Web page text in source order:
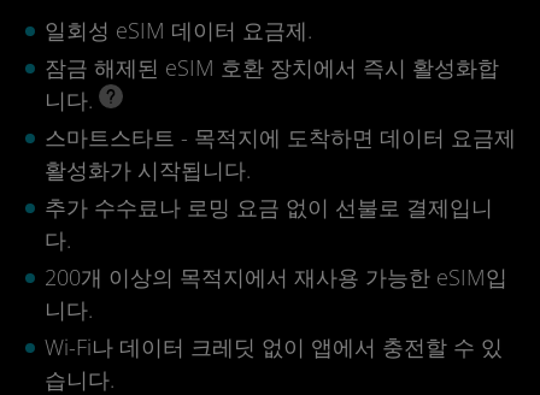
일회성 eSIM 데이터 요금제.
잠금 해제된 eSIM 호환 장치에서 즉시 활성화합
니다.
스마트스타트 - 목적지에 도착하면 데이터 요금제
활성화가 시작됩니다.
추가 수수료나 로밍 요금 없이 선불로 결제입니
다.
200개 이상의 목적지에서 재사용 가능한 eSIM입
니다.
Wi-Fi나 데이터 크레딧 없이 앱에서 충전할 수 있
습니다.